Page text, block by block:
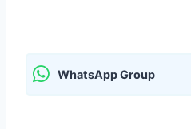
WhatsApp Group